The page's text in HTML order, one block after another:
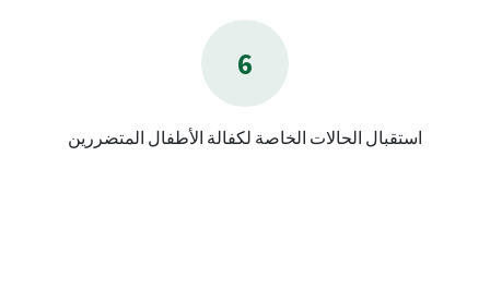
6
استقبال الحالات الخاصة لكفالة الأطفال المتضررين